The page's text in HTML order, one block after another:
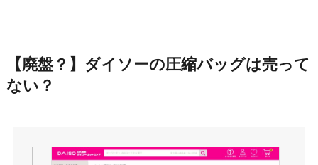
【廃盤？】ダイソーの圧縮バッグは売って
ない？